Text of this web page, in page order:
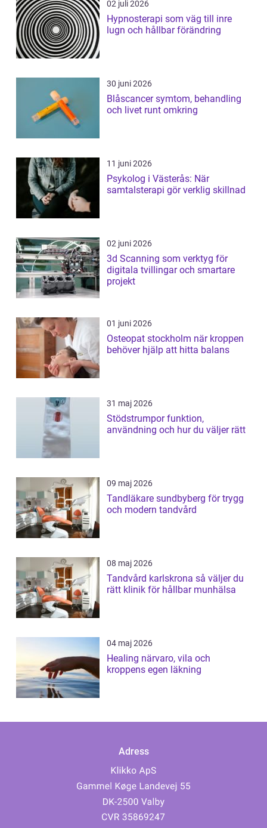
02 juli 2026
Hypnosterapi som väg till inre
lugn och hållbar förändring
30 juni 2026
Blåscancer symtom, behandling
och livet runt omkring
11 juni 2026
Psykolog i Västerås: När
samtalsterapi gör verklig skillnad
02 juni 2026
3d Scanning som verktyg för
digitala tvillingar och smartare
projekt
01 juni 2026
Osteopat stockholm när kroppen
behöver hjälp att hitta balans
31 maj 2026
Stödstrumpor funktion,
användning och hur du väljer rätt
09 maj 2026
Tandläkare sundbyberg för trygg
och modern tandvård
08 maj 2026
Tandvård karlskrona så väljer du
rätt klinik för hållbar munhälsa
04 maj 2026
Healing närvaro, vila och
kroppens egen läkning
Adress